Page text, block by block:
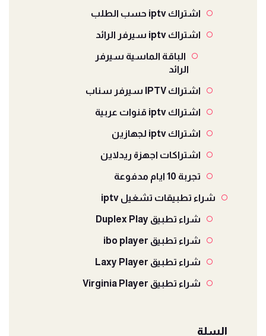
اشتراك iptv حسب الطلب
اشتراك iptv سيرفر الرائد
الباقة الماسية سيرفر
الرائد
اشتراك IPTV سيرفر سناب
اشتراك iptv قنوات عربية
اشتراك iptv لجهازين
اشتراكات اجهزة ريدلاين
تجربة 10 ايام مدفوعة
شراء تطبيقات تشغيل iptv
شراء تطبيق Duplex Play
شراء تطبيق ibo player
شراء تطبيق Laxy Player
شراء تطبيق Virginia Player
السلة